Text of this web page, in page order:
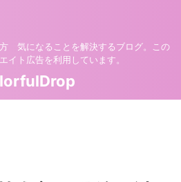
気になることを解決するブログ。この
イト広告を利用しています。